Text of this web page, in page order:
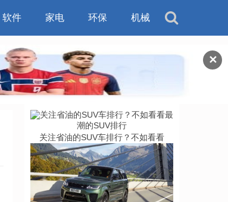
✕
软件 家电 环保 机械
关注省油的SUV车排行？不如看看